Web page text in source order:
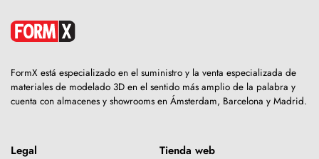
FormX está especializado en el suministro y la venta especializada de
materiales de modelado 3D en el sentido más amplio de la palabra y
cuenta con almacenes y showrooms en Ámsterdam, Barcelona y Madrid.
Legal Tienda web